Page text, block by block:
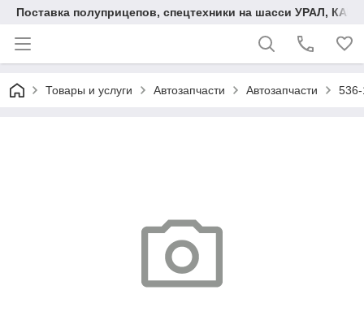
Поставка полуприцепов, спецтехники на шасси УРАЛ,
Товары и услуги Автозапчасти Автозапчасти